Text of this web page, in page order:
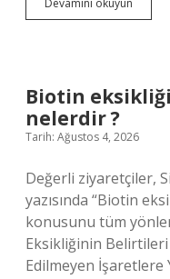
Devamını okuyun
üst
gelir
Biotin
nelerdir ?
Tarih: Ağustos 4, 2026
Değerli ziyaretçiler,
yazısında “Biotin
konusunu tüm
Eksikliğinin
Edilmeyen İşaretlere